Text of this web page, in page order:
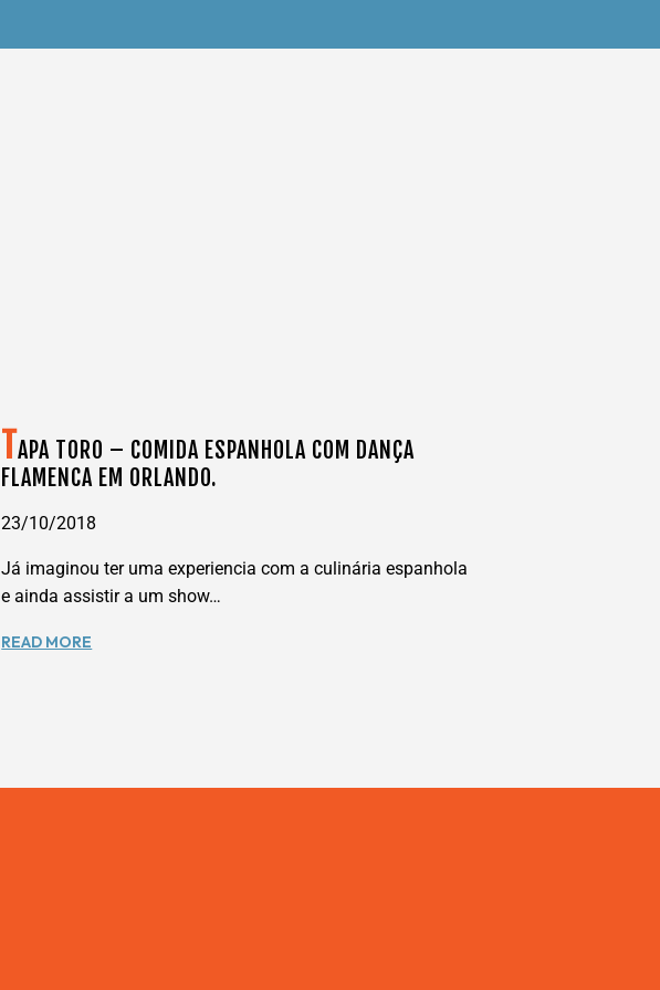
TAPA TORO – COMIDA ESPANHOLA COM DANÇA
FLAMENCA EM ORLANDO.
23/10/2018
Já imaginou ter uma experiencia com a culinária espanhola
e ainda assistir a um show…
READ MORE
DANÇA